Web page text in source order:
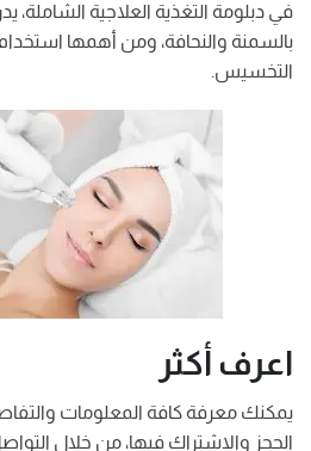
في دبلومة التغذية العلاجية
بالسمنة والنحافة، ومن أهمها
التخسيس.
اعرف أكثر
يمكنك معرفة كافة المعلومات
الحجز والاشتراك فيها، من خلال